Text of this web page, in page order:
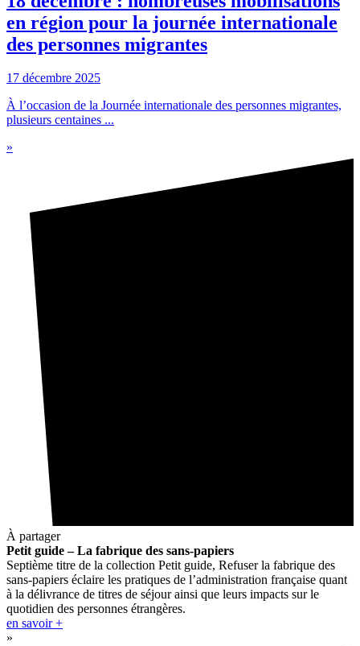
en région pour la journée internationale
des personnes migrantes
17 décembre 2025
À l’occasion de la Journée internationale des personnes migrantes,
plusieurs centaines ...
»
À partager
Petit guide – La fabrique des sans-papiers
Septième titre de la collection Petit guide, Refuser la fabrique des
sans-papiers éclaire les pratiques de l’administration française quant
à la délivrance de titres de séjour ainsi que leurs impacts sur le
quotidien des personnes étrangères.
en savoir +
»